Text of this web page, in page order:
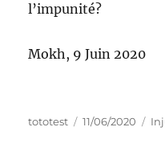
l’impunité?
Mokh, 9 Juin 2020
tototest 11/06/2020